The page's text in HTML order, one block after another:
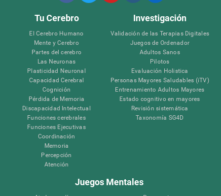
Tu Cerebro
El Cerebro Humano
Mente y Cerebro
Partes del cerebro
Las Neuronas
Plasticidad Neuronal
Capacidad Cerebral
Cognición
Pérdida de Memoria
Discapacidad Intelectual
Funciones cerebrales
Funciones Ejecutivas
Coordinación
Memoria
Percepción
Atención
Investigación
Validación de las Terapias Digitales
Juegos de Ordenador
Adultos Sanos
Pilotos
Evaluación Holistica
Personas Mayores Saludables (iTV)
Entrenamiento Adultos Mayores
Estado cognitivo en mayores
Revisión sistemática
Taxonomía SG4D
Juegos Mentales